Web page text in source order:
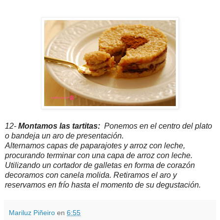
12- Montamos las tartitas: Ponemos en el centro del plato
o bandeja un aro de presentación.
Alternamos capas de paparajotes y arroz con leche,
procurando terminar con una capa de arroz con leche.
Utilizando un cortador de galletas en forma de corazón
decoramos con canela molida. Retiramos el aro y
reservamos en frío hasta el momento de su degustación.
Mariluz Piñeiro en 6:55